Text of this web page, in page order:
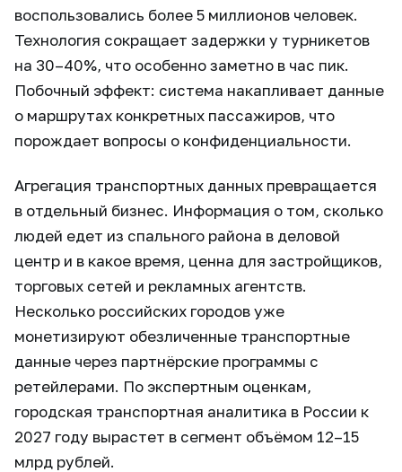
воспользовались более 5 миллионов человек.
Технология сокращает задержки у турникетов
на 30–40%, что особенно заметно в час пик.
Побочный эффект: система накапливает данные
о маршрутах конкретных пассажиров, что
порождает вопросы о конфиденциальности.
Агрегация транспортных данных превращается
в отдельный бизнес. Информация о том, сколько
людей едет из спального района в деловой
центр и в какое время, ценна для застройщиков,
торговых сетей и рекламных агентств.
Несколько российских городов уже
монетизируют обезличенные транспортные
данные через партнёрские программы с
ретейлерами. По экспертным оценкам,
городская транспортная аналитика в России к
2027 году вырастет в сегмент объёмом 12–15
млрд рублей.